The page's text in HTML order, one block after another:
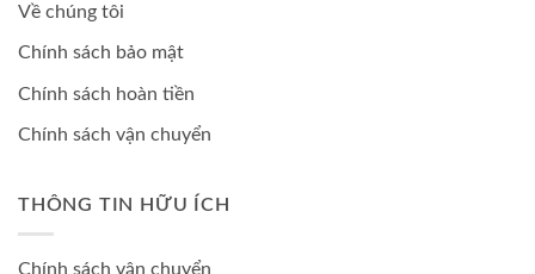
Về chúng tôi
Chính sách bảo mật
Chính sách hoàn tiền
Chính sách vận chuyển
THÔNG TIN HỮU ÍCH
Chính sách vận chuyển